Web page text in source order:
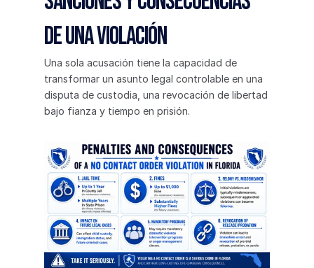
de una violación
Una sola acusación tiene la capacidad de
transformar un asunto legal controlable en una
disputa de custodia, una revocación de libertad
bajo fianza y tiempo en prisión.